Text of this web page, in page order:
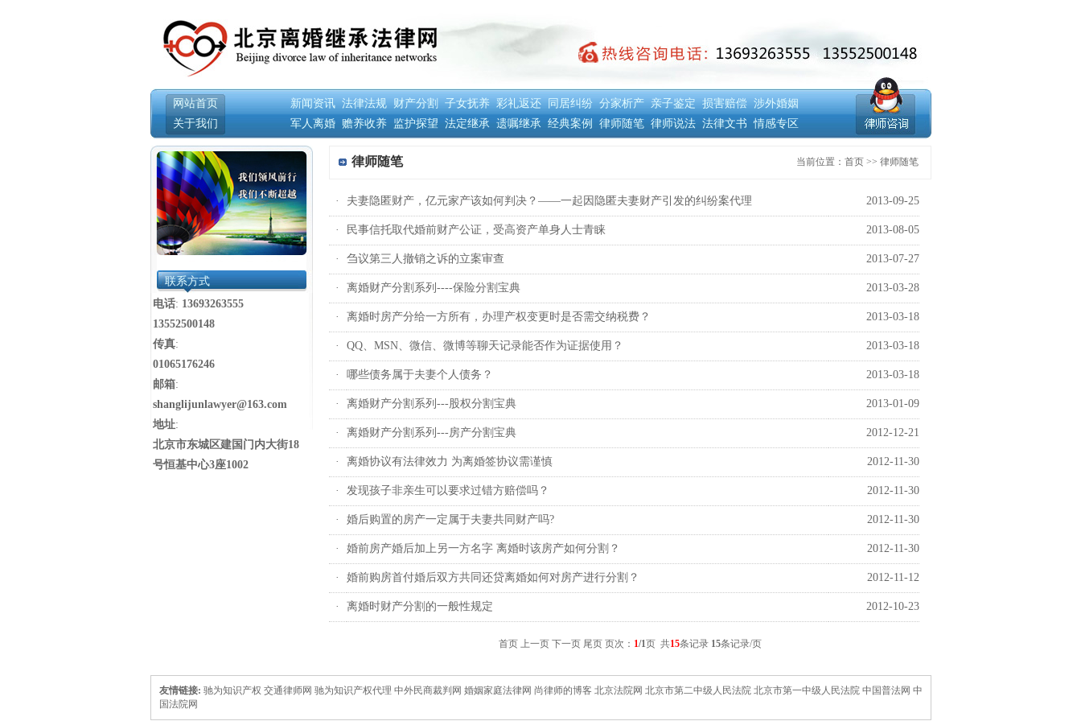
网站首页
关于我们
新闻资讯 法律法规 财产分割 子女抚养 彩礼返还 同居纠纷 分家析产 亲子鉴定 损害赔偿 涉外婚姻
军人离婚 赡养收养 监护探望 法定继承 遗嘱继承 经典案例 律师随笔 律师说法 法律文书 情感专区
联系方式
电话: 13693263555
13552500148
传真:
01065176246
邮箱:
shanglijunlawyer@163.com
地址:
北京市东城区建国门内大街18
号恒基中心3座1002
律师随笔 当前位置： 首页>> 律师随笔
· 夫妻隐匿财产，亿元家产该如何判决？——一起因隐匿夫妻财产引发的纠纷案代理 2013-09-25
· 民事信托取代婚前财产公证，受高资产单身人士青睐 2013-08-05
· 刍议第三人撤销之诉的立案审查 2013-07-27
· 离婚财产分割系列----保险分割宝典 2013-03-28
· 离婚时房产分给一方所有，办理产权变更时是否需交纳税费？ 2013-03-18
· QQ、MSN、微信、微博等聊天记录能否作为证据使用？ 2013-03-18
· 哪些债务属于夫妻个人债务？ 2013-03-18
· 离婚财产分割系列---股权分割宝典 2013-01-09
· 离婚财产分割系列---房产分割宝典 2012-12-21
· 离婚协议有法律效力 为离婚签协议需谨慎 2012-11-30
· 发现孩子非亲生可以要求过错方赔偿吗？ 2012-11-30
· 婚后购置的房产一定属于夫妻共同财产吗? 2012-11-30
· 婚前房产婚后加上另一方名字 离婚时该房产如何分割？ 2012-11-30
· 婚前购房首付婚后双方共同还贷离婚如何对房产进行分割？ 2012-11-12
· 离婚时财产分割的一般性规定 2012-10-23
首页 上一页 下一页 尾页 页次： 1/1页 共15条记录 15条记录/页
友情链接: 驰为知识产权 交通律师网 驰为知识产权代理 中外民商裁判网 婚姻家庭法律网 尚律师的博客 北京法院网 北京市第二中级人民法院 北京市第一中级人民法院 中国普法网 中
国法院网